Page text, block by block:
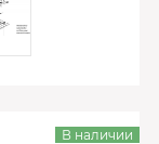
В наличии